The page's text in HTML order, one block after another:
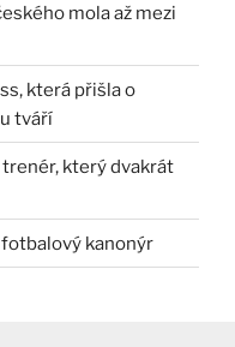
mola až mezi
která přišla o
tváří
trenér, který dvakrát
kanonýr